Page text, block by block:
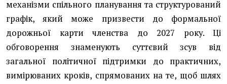
механізми спільного планування та структурований
графік, який може призвести до формальної
дорожньої карти членства до 2027 року. Ці
обговорення знаменують суттєвий зсув від
загальної політичної підтримки до практичних,
вимірюваних кроків, спрямованих на те, щоб шлях